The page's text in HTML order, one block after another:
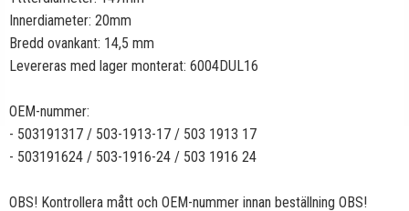
Innerdiameter: 20mm
Bredd ovankant: 14,5 mm
Levereras med lager monterat: 6004DUL16
OEM-nummer:
- 503191317 / 503-1913-17 / 503 1913 17
- 503191624 / 503-1916-24 / 503 1916 24
OBS! Kontrollera mått och OEM-nummer innan beställning OBS!